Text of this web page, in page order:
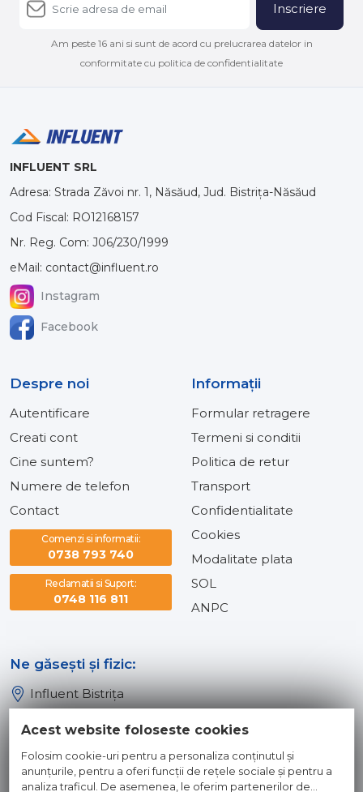
Inscriere
Am peste 16 ani si sunt de acord cu prelucrarea datelor in
conformitate cu politica de confidentialitate
INFLUENT SRL
Adresa: Strada Zăvoi nr. 1, Năsăud, Jud. Bistrița-Năsăud
Cod Fiscal: RO12168157
Nr. Reg. Com: J06/230/1999
eMail: contact@influent.ro
Instagram
Facebook
Despre noi
Autentificare
Creati cont
Cine suntem?
Numere de telefon
Contact
Comenzi si informatii:
0738 793 740
Reclamatii si Suport:
0748 116 811
Informaţii
Formular retragere
Termeni si conditii
Politica de retur
Transport
Confidentialitate
Cookies
Modalitate plata
SOL
ANPC
Ne găsești și fizic:
Influent Bistrița
Influent Dej
Acest website foloseste cookies
Folosim cookie-uri pentru a personaliza conținutul și
anunțurile, pentru a oferi funcții de rețele sociale și pentru a
analiza traficul. De asemenea, le oferim partenerilor de